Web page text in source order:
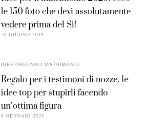
le 150 foto che devi assolutamente
vedere prima del Sì!
10 GIUGNO 2019
IDEE ORIGINALI MATRIMONIO
Regalo per i testimoni di nozze, le
idee top per stupirli facendo
un’ottima figura
9 GENNAIO 2020